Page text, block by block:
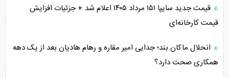
قیمت جدید سایپا ۱۵۱ مرداد ۱۴۰۵ اعلام شد + جزئیات افزایش
قیمت کارخانه‌ای
انحلال ماکان بند؛ جدایی امیر مقاره و رهام هادیان بعد از یک دهه
همکاری صحت دارد؟